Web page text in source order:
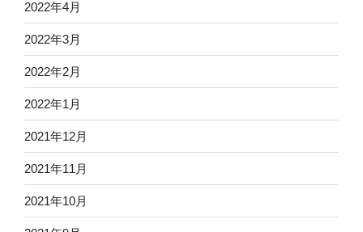
2022年4月
2022年3月
2022年2月
2022年1月
2021年12月
2021年11月
2021年10月